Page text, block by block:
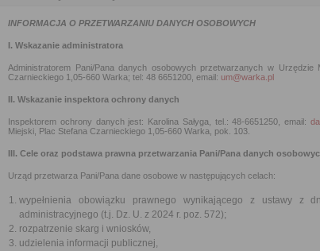
INFORMACJA O PRZETWARZANIU DANYCH OSOBOWYCH
I. Wskazanie administratora
Administratorem Pani/Pana danych osobowych przetwarzanych w
Czarnieckiego 1,05-660 Warka; tel: 48 6651200, email: um@warka.pl
II. Wskazanie inspektora ochrony danych
Inspektorem ochrony danych jest: Karolina Sałyga, tel.: 48-6651250, email:
Miejski, Plac Stefana Czarnieckiego 1,05-660 Warka, pok. 103.
III. Cele oraz podstawa prawna przetwarzania Pani/Pana danych
Urząd przetwarza Pani/Pana dane osobowe w następujących celach:
wypełnienia obowiązku prawnego wynikającego z ustawy z
administracyjnego (t.j. Dz. U. z 2024 r. poz. 572);
rozpatrzenie skarg i wniosków,
udzielenia informacji publicznej,